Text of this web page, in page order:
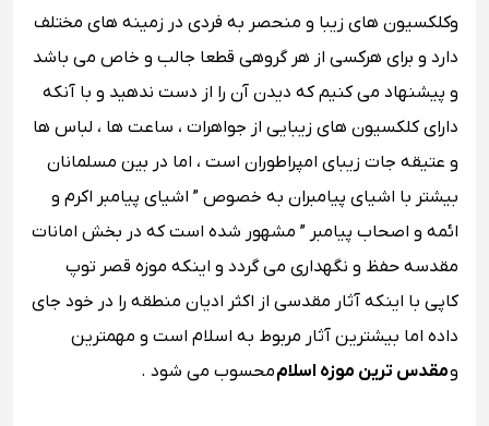
وکلکسیون های زیبا و منحصر به فردی در زمینه های مختلف
دارد و برای هرکسی از هر گروهی قطعا جالب و خاص می باشد
و پیشنهاد می کنیم که دیدن آن را از دست ندهید و با آنکه
دارای کلکسیون های زیبایی از جواهرات ، ساعت ها ، لباس ها
و عتیقه جات زیبای امپراطوران است ، اما در بین مسلمانان
بیشتر با اشیای پیامبران به خصوص ” اشیای پیامبر اکرم و
ائمه و اصحاب پیامبر ” مشهور شده است که در بخش امانات
مقدسه حفظ و نگهداری می گردد و اینکه موزه قصر توپ
کاپی با اینکه آثار مقدسی از اکثر ادیان منطقه را در خود جای
داده اما بیشترین آثار مربوط به اسلام است و مهمترین
ومقدس ترین موزه اسلاممحسوب می شود .